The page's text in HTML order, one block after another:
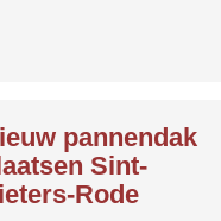
pannendak
Sint-
Rode